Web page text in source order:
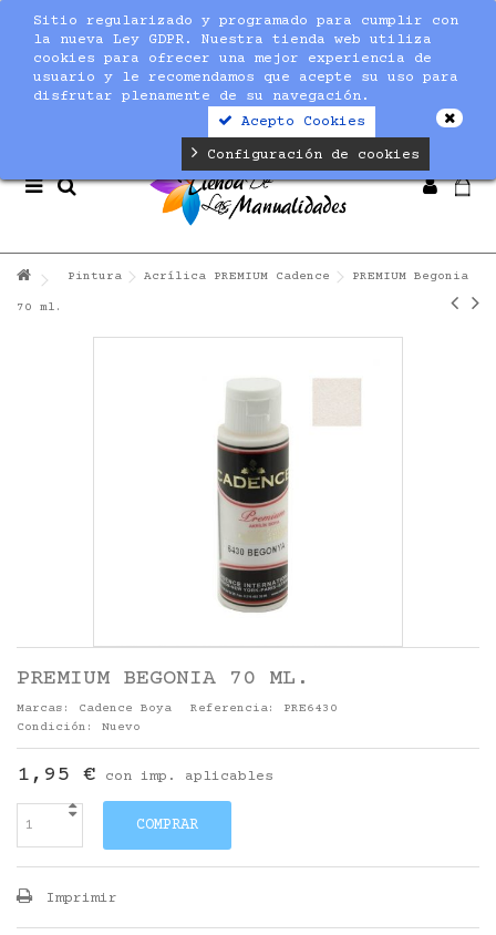
Notice : Undefined index: max_amount in
/home/nuevaltm/public_html/modules/sequracheckout/lib/
on line19
Sitio regularizado y programado para cumplir con
la nueva Ley GDPR. Nuestra tienda web utiliza
cookies para ofrecer una mejor experiencia de
usuario y le recomendamos que acepte su uso para
disfrutar plenamente de su navegación.
Acepto Cookies
Configuración de cookies
Pintura Acrílica PREMIUM Cadence PREMIUM Begonia
70 ml.
PREMIUM BEGONIA 70 ML.
Marcas: Cadence Boya Referencia:
PRE6430
Condición:
Nuevo
1,95 € con imp. aplicables
COMPRAR
Imprimir